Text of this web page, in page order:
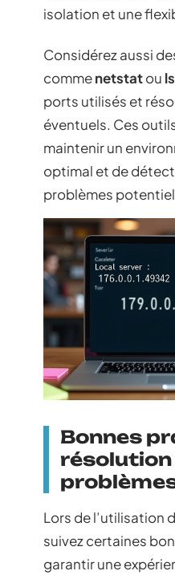
isolation et une
Considérez aussi
commenetstatou
ports utilisés et
éventuels. Ces
maintenir un
optimal et de
problèmes
Bonnes
résolution
Lors de l’utilisation
suivez certaines
garantir une